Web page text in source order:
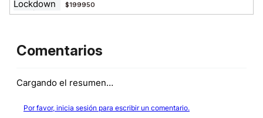
$199950
Comentarios
Cargando el resumen…
Por favor, inicia sesión para escribir un comentario.